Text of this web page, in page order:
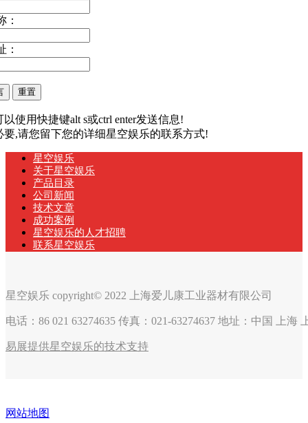
：
：
以使用快捷键alt s或ctrl enter发送信息!
要,请您留下您的详细星空娱乐的联系方式!
星空娱乐
关于星空娱乐
产品目录
公司新闻
技术文章
成功案例
星空娱乐的人才招聘
联系星空娱乐
星空娱乐 copyright© 2022 上海爱儿康工业器材有限公司
电话：86 021 63274635 传真：021-63274637 地址：中国 上海
易展提供星空娱乐的技术支持
网站地图